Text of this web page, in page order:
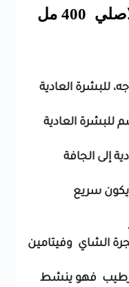
مل
للبشرة العادية
للبشرة العادية
إلى الجافة
سريع
الشاي وفيتامين
فهو ينشط